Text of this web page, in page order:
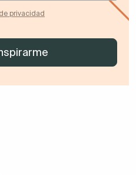
privacidad